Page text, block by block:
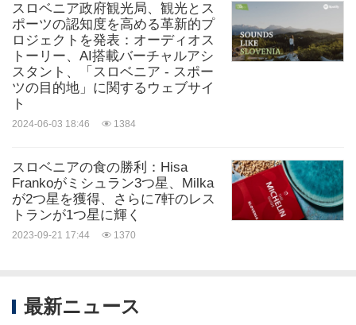
スロベニア政府観光局、観光とス
ポーツの認知度を高める革新的プ
ロジェクトを発表：オーディオス
トーリー、AI搭載バーチャルアシ
スタント、「スロベニア - スポー
ツの目的地」に関するウェブサイ
ト
2024-06-03 18:46 1384
スロベニアの食の勝利：Hisa
Frankoがミシュラン3つ星、Milka
が2つ星を獲得、さらに7軒のレス
トランが1つ星に輝く
2023-09-21 17:44 1370
最新ニュース